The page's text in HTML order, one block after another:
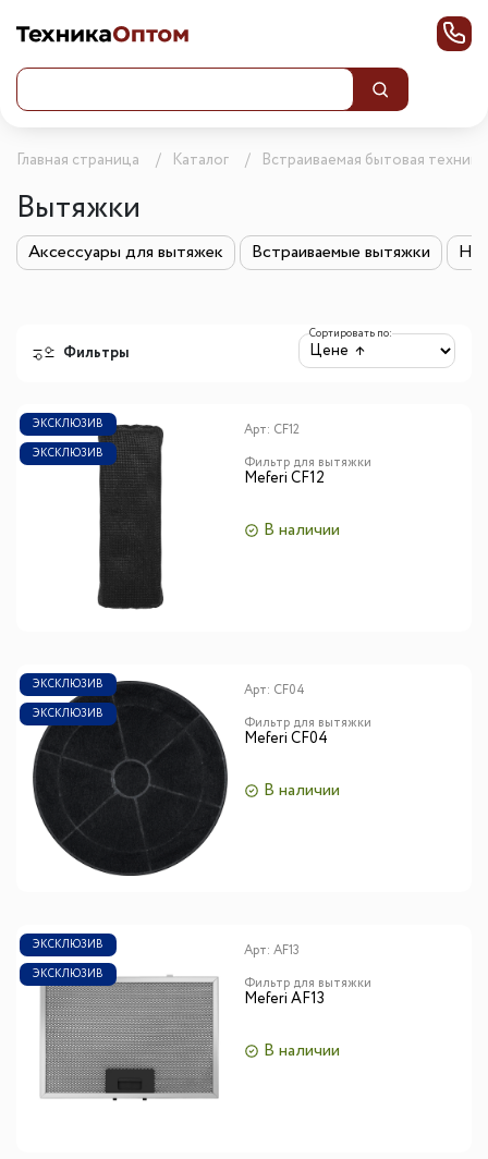
Главная страница Каталог Встраиваемая бытовая техника
Вытяжки
Аксессуары для вытяжек Встраиваемые вытяжки
Фильтры
Сортировать по:
ЭКСКЛЮЗИВ
ЭКСКЛЮЗИВ
Арт: CF12
Фильтр для вытяжки
Meferi CF12
В наличии
ЭКСКЛЮЗИВ
ЭКСКЛЮЗИВ
Арт: CF04
Фильтр для вытяжки
Meferi CF04
В наличии
ЭКСКЛЮЗИВ
ЭКСКЛЮЗИВ
Арт: AF13
Фильтр для вытяжки
Meferi AF13
В наличии